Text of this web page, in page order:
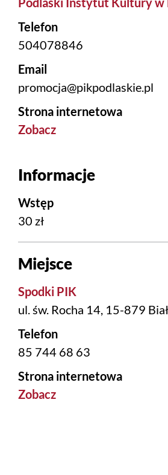
Telefon
504078846
Email
promocja@pikpodlaskie.pl
Strona internetowa
Zobacz
Informacje
Wstęp
30 zł
Miejsce
Spodki PIK
ul. św. Rocha 14, 15-879
Telefon
85 744 68 63
Strona internetowa
Zobacz